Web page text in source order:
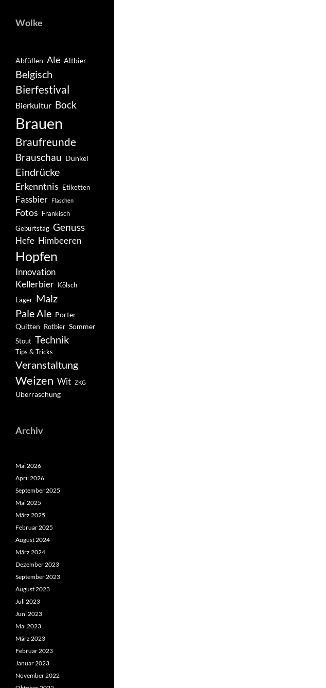
Wolke
Abfüllen Ale Altbier
Belgisch
Bierfestival
Bierkultur Bock
Brauen
Braufreunde
Brauschau Dunkel
Eindrücke
Erkenntnis Etiketten
Fassbier Flaschen
Fotos Fränkisch
Geburtstag Genuss
Hefe Himbeeren
Hopfen
Innovation
Kellerbier Kölsch
Lager Malz
Pale Ale Porter
Quitten Rotbier Sommer
Stout Technik
Tips & Tricks
Veranstaltung
Weizen Wit ZKG
Überraschung
Archiv
Mai 2026
April 2026
September 2025
Mai 2025
März 2025
Februar 2025
August 2024
März 2024
Dezember 2023
September 2023
August 2023
Juli 2023
Juni 2023
Mai 2023
März 2023
Februar 2023
Januar 2023
November 2022